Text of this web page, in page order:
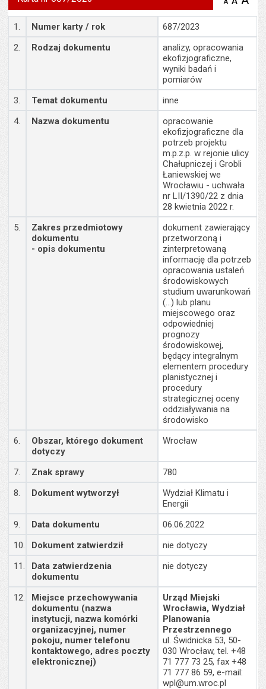
A zmniejsz
stronie
Szczegóły
1. Numer karty / rok
687/2023
2.
Rodzaj dokumentu
analizy, opracowania
ekofizjograficzne,
wyniki badań i
pomiarów
3.
Temat dokumentu
inne
4.
Nazwa dokumentu
opracowanie
ekofizjograficzne dla
potrzeb projektu
m.p.z.p. w rejonie ulicy
Chałupniczej i Grobli
Łaniewskiej we
Wrocławiu - uchwała
nr LII/1390/22 z dnia
28 kwietnia 2022 r.
5.
Zakres przedmiotowy
dokumentu
- opis dokumentu
dokument zawierający
przetworzoną i
zinterpretowaną
informację dla potrzeb
opracowania ustaleń
środowiskowych
studium uwarunkowań
(...) lub planu
miejscowego oraz
odpowiedniej
prognozy
środowiskowej,
będący integralnym
elementem procedury
planistycznej i
procedury
strategicznej oceny
oddziaływania na
środowisko
6.
Obszar, którego dokument
dotyczy
Wrocław
7. Znak sprawy
780
8.
Dokument wytworzył
Wydział Klimatu i
Energii
9.
Data dokumentu
06.06.2022
10.
Dokument zatwierdził
nie dotyczy
11.
Data zatwierdzenia
dokumentu
nie dotyczy
12.
Miejsce przechowywania
dokumentu (nazwa
instytucji, nazwa komórki
organizacyjnej, numer
pokoju, numer telefonu
kontaktowego, adres poczty
elektronicznej)
Urząd Miejski
Wrocławia, Wydział
Planowania
Przestrzennego
ul. Świdnicka 53, 50-
030 Wrocław, tel. +48
71 777 73 25, fax +48
71 777 86 59, e-mail:
wpl@um.wroc.pl